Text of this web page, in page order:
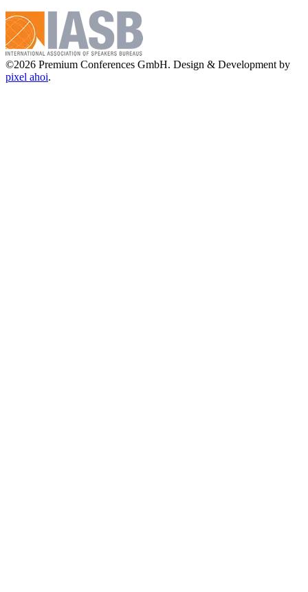
©2026 Premium Conferences GmbH. Design & Development by
pixel ahoi.